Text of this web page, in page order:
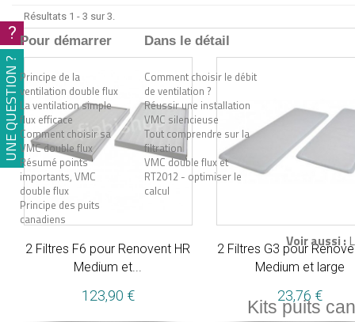
Pour démarrer
Principe de la
ventilation double flux
La ventilation simple
flux efficace
Comment choisir sa
VMC double flux
Résumé points
importants, VMC
double flux
Principe des puits
canadiens
Dans le détail
Comment choisir le débit
de ventilation ?
Réussir une installation
VMC silencieuse
Tout comprendre sur la
filtration
VMC double flux et
RT2012 - optimiser le
calcul
Voir aussi :
Kits puits
Résultats 1 - 3 sur 3.
2 Filtres F6 pour Renovent HR
Medium et...
123,90 €
2 Filtres G3 pour
Medium et large
23,76 €
?
UNE QUESTION ?